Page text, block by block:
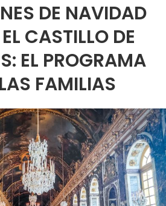
DE NAVIDAD
CASTILLO DE
EL PROGRAMA
FAMILIAS